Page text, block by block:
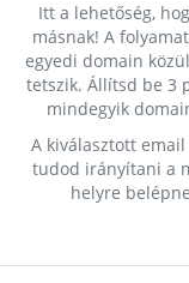
Itt a lehetőség,
másnak! A
egyedi domain
tetszik. Állítsd be 3
mindegyik
A kiválasztott
tudod irányítani a
helyre